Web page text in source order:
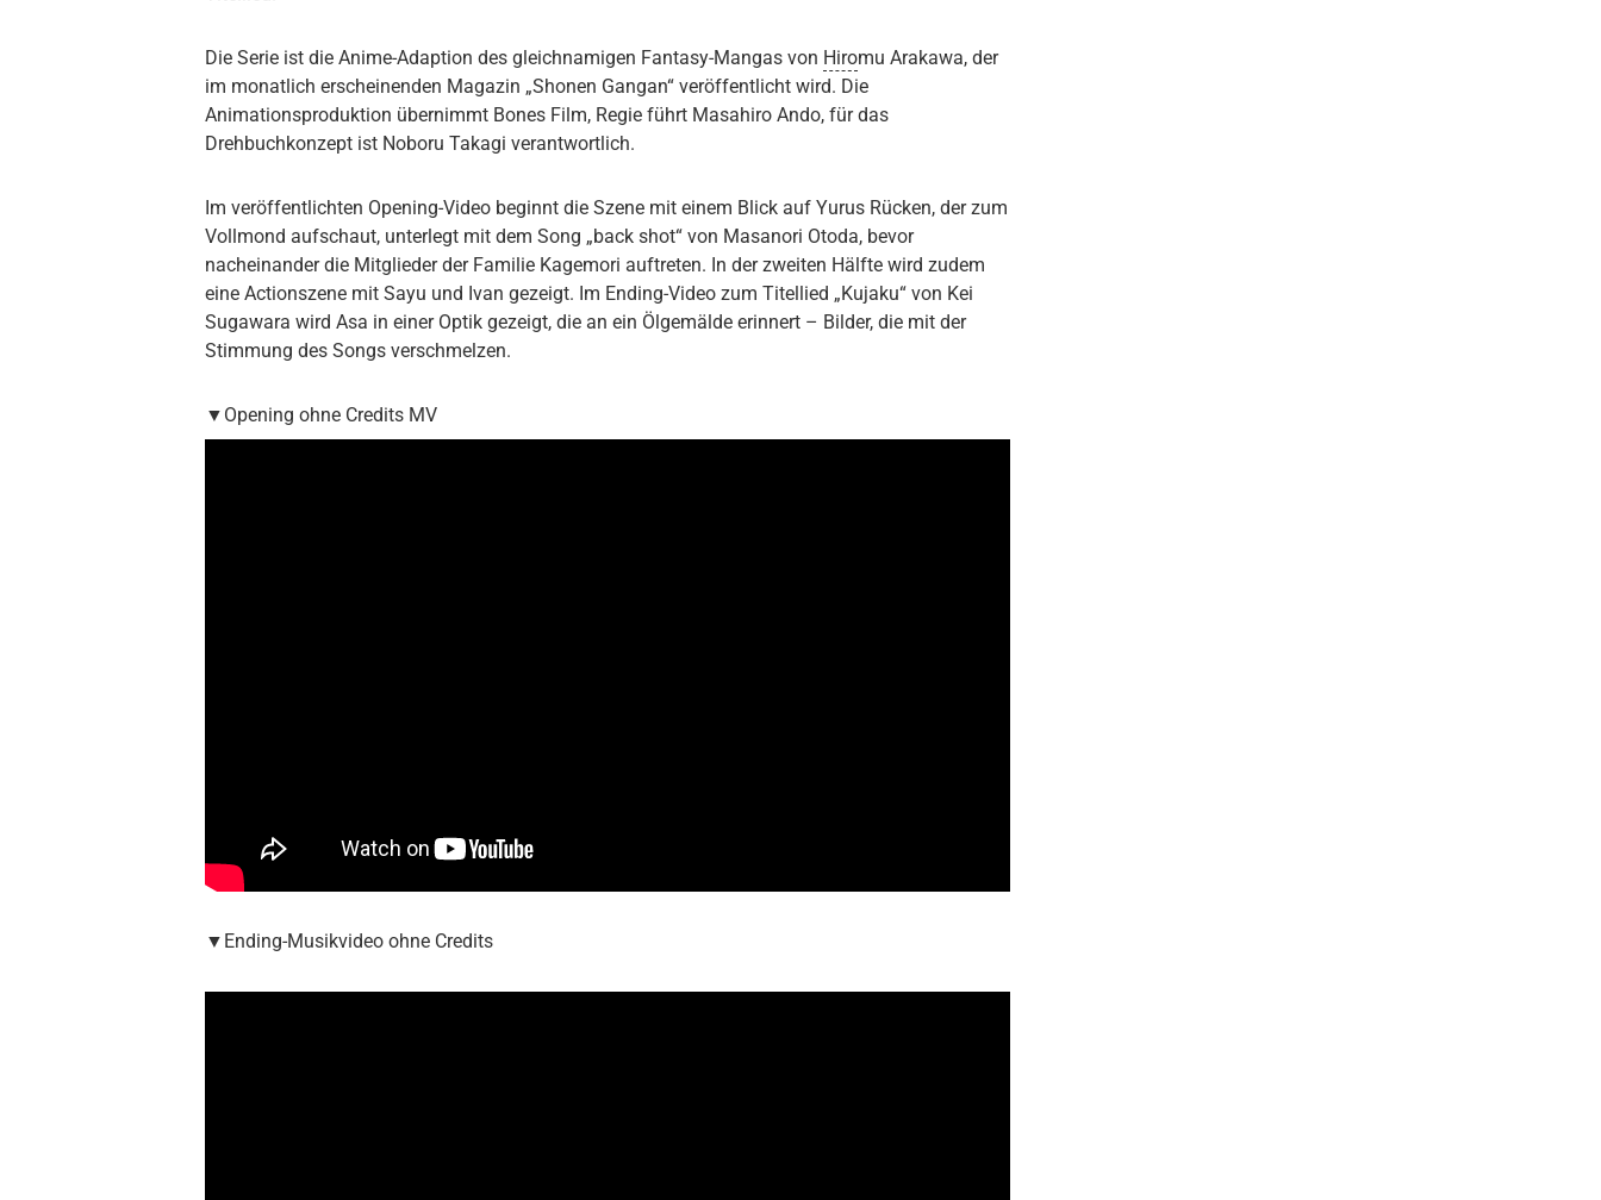
Die Serie ist die Anime-Adaption des gleichnamigen Fantasy-Mangas von Hiromu Arakawa, der
im monatlich erscheinenden Magazin „Shonen Gangan“ veröffentlicht wird. Die
Animationsproduktion übernimmt Bones Film, Regie führt Masahiro Ando, für das
Drehbuchkonzept ist Noboru Takagi verantwortlich.
Im veröffentlichten Opening-Video beginnt die Szene mit einem Blick auf Yurus Rücken, der zum
Vollmond aufschaut, unterlegt mit dem Song „back shot“ von Masanori Otoda, bevor
nacheinander die Mitglieder der Familie Kagemori auftreten. In der zweiten Hälfte wird zudem
eine Actionszene mit Sayu und Ivan gezeigt. Im Ending-Video zum Titellied „Kujaku“ von Kei
Sugawara wird Asa in einer Optik gezeigt, die an ein Ölgemälde erinnert – Bilder, die mit der
Stimmung des Songs verschmelzen.
▼Opening ohne Credits MV
▼Ending-Musikvideo ohne Credits